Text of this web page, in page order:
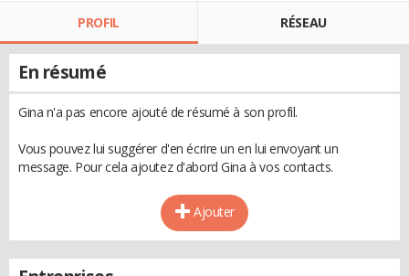
PROFIL RÉSEAU
En résumé
Gina n'a pas encore ajouté de résumé à son profil.
Vous pouvez lui suggérer d'en écrire un en lui envoyant un
message. Pour cela ajoutez d'abord Gina à vos contacts.
Ajouter